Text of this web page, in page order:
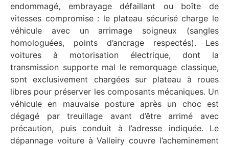
endommagé, embrayage défaillant ou boîte de
vitesses compromise : le plateau sécurisé charge le
véhicule avec un arrimage soigneux (sangles
homologuées, points d’ancrage respectés). Les
voitures à motorisation électrique, dont la
transmission supporte mal le remorquage classique,
sont exclusivement chargées sur plateau à roues
libres pour préserver les composants mécaniques. Un
véhicule en mauvaise posture après un choc est
dégagé par treuillage avant d’être arrimé avec
précaution, puis conduit à l’adresse indiquée. Le
dépannage voiture à Valleiry couvre l’acheminement